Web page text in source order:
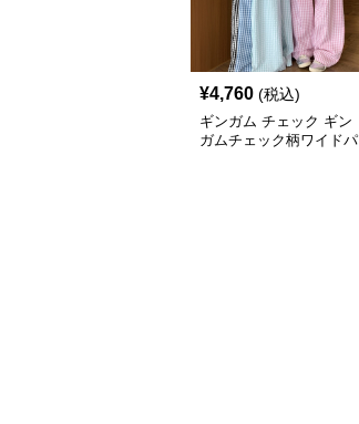
¥4,760 (税込)
ギンガム チェック ギン
ガムチェック柄ワイドパ